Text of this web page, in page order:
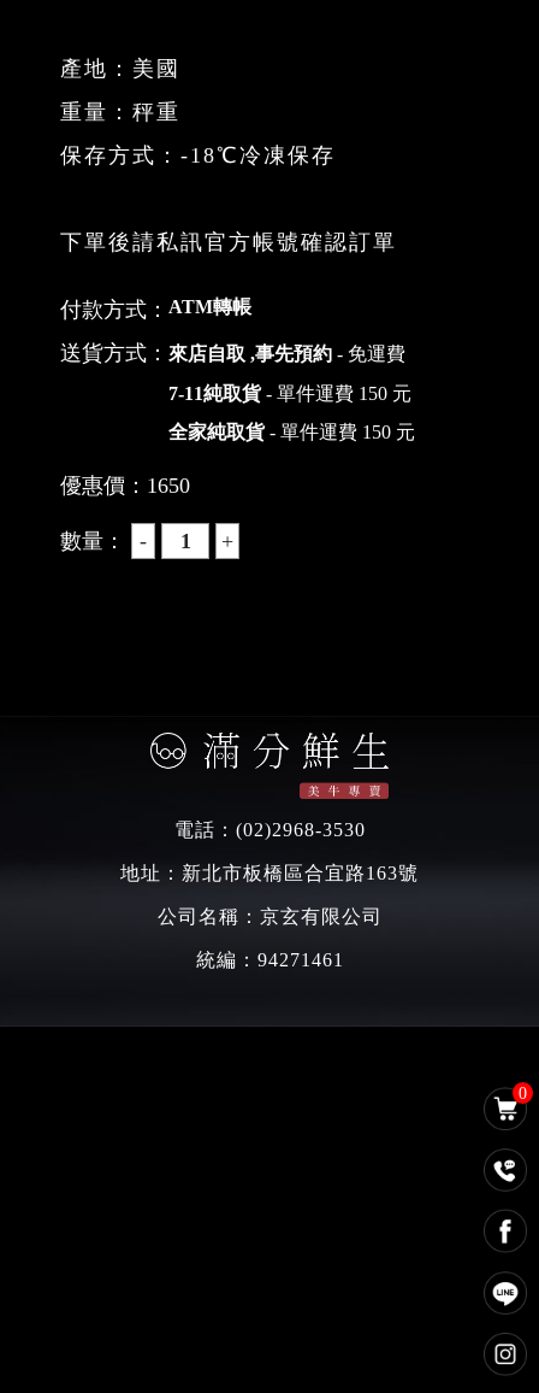
0
產地：美國
重量：秤重
保存方式：-18℃冷凍保存
下單後請私訊官方帳號確認訂單
付款方式： ATM轉帳
送貨方式： 來店自取 ,事先預約 - 免運費
7-11純取貨- 單件運費 150 元
全家純取貨- 單件運費 150 元
優惠價： 1650
數量：
電話： (02)2968-3530
地址：新北市板橋區合宜路163號
公司名稱：京玄有限公司
統編：94271461